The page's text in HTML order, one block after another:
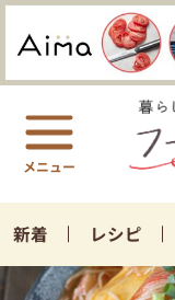
新着 レシピ